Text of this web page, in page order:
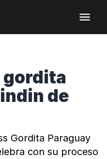
gordita
de
Gordita Paraguay
con su proceso